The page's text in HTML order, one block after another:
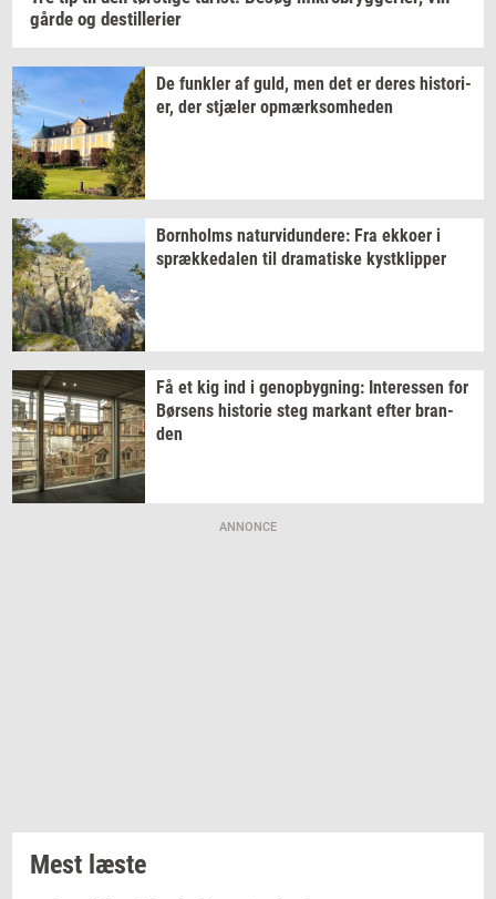
Jes Barkler skriverlige nu på sin tredje
bog, der ventes at udkomme om et års tid.
går­de og destil­le­ri­er
De funk­ler af guld, men det er deres hi­sto­ri­
er, der stjæ­ler op­mærk­som­he­den
Born­holms na­tur­vi­dun­de­re: Fra ek­ko­er i
spræk­ke­da­len til dra­ma­ti­ske kyst­klip­per
Få et kig ind i genop­byg­ning: In­ter­es­sen for
Bør­sens hi­sto­rie steg mar­kant efter bran­
den
ANNONCE
Mest læste